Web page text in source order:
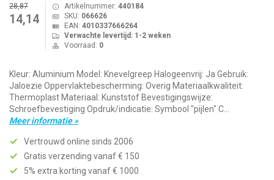
28,87
14,14
Artikelnummer: 440184
SKU: 066626
EAN: 4010337666264
Verwachte levertijd: 1-2 weken
Voorraad: 0
Kleur: Aluminium Model: Knevelgreep Halogeenvrij: Ja Gebruik:
Jaloezie Oppervlaktebescherming: Overig Materiaalkwaliteit:
Thermoplast Materiaal: Kunststof Bevestigingswijze:
Schroefbevestiging Opdruk/indicatie: Symbool "pijlen" C...
Meer informatie »
Vertrouwd online sinds 2006
Gratis verzending vanaf € 150
5% extra korting vanaf € 1000